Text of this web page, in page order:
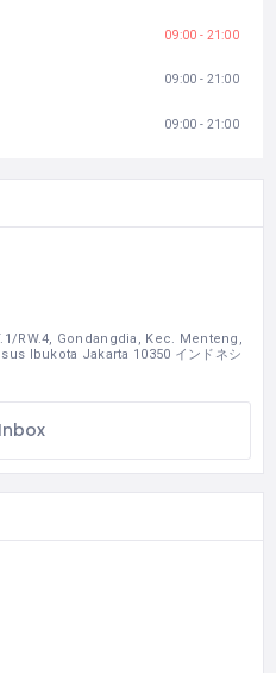
09:00 - 21:00
09:00 - 21:00
09:00 - 21:00
RW.4, Gondangdia, Kec. Menteng,
Ibukota Jakarta 10350 インドネシ
Inbox